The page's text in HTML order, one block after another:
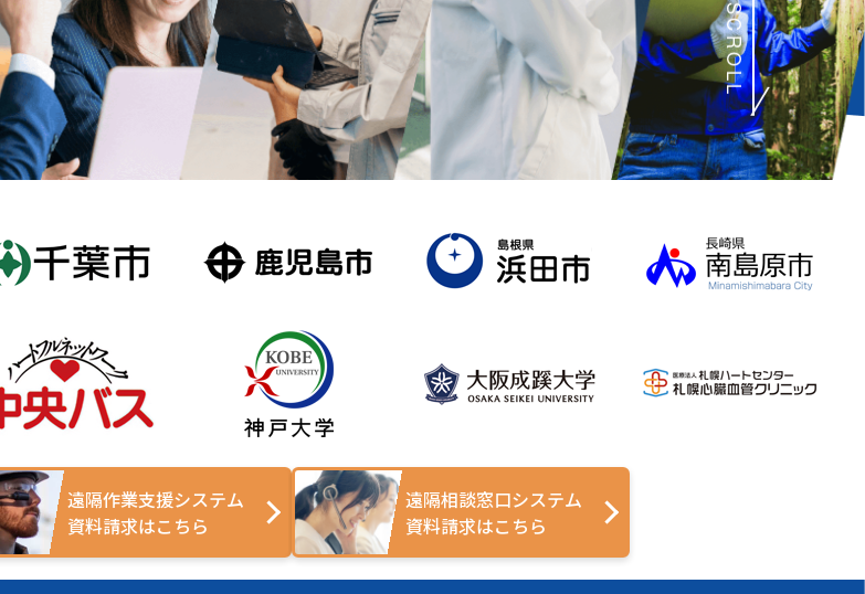
SCROLL
遠隔作業支援システム
資料請求はこちら
遠隔相談窓口システム
資料請求はこちら